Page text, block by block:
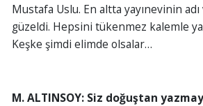
Mustafa Uslu. En altta yayınevinin
güzeldi. Hepsini tükenmez kalemle
Keşke şimdi elimde olsalar…
M. ALTINSOY: Siz doğuştan